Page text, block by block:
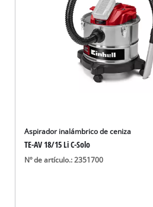
Aspirador inalámbrico de ceniza
TE-AV 18/15 Li C-Solo
Nº de artículo.: 2351700